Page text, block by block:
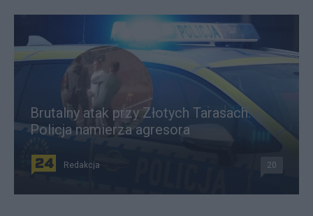
Brutalny atak przy Złotych Tarasach.
Policja namierza agresora
Redakcja 20